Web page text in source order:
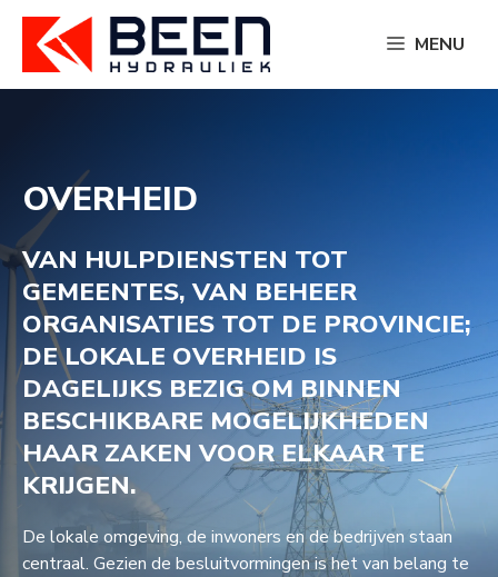
inhoud
MENU
OVERHEID
VAN HULPDIENSTEN TOT
GEMEENTES, VAN BEHEER
ORGANISATIES TOT DE PROVINCIE;
DE LOKALE OVERHEID IS
DAGELIJKS BEZIG OM BINNEN
BESCHIKBARE MOGELIJKHEDEN
HAAR ZAKEN VOOR ELKAAR TE
KRIJGEN.
De lokale omgeving, de inwoners en de bedrijven staan
centraal. Gezien de besluitvormingen is het van belang te